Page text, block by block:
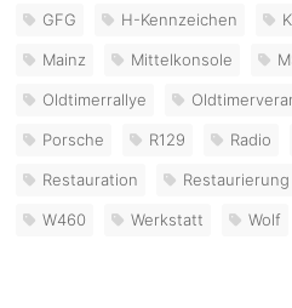
GFG H-Kennzeichen
Mainz Mittelkonsole
Oldtimerrallye
Porsche R129 Radio
Restauration Restaurierung
W460 Werkstatt Wolf